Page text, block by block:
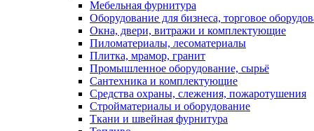
Мебельная фурнитура
Оборудование для бизнеса, торговое
Окна, двери, витражи и комплектующие
Пиломатериалы, лесоматериалы
Плитка, мрамор, гранит
Промышленное оборудование, сырьё
Сантехника и комплектующие
Средства охраны, слежения, пожаротушения
Стройматериалы и оборудование
Ткани и швейная фурнитура